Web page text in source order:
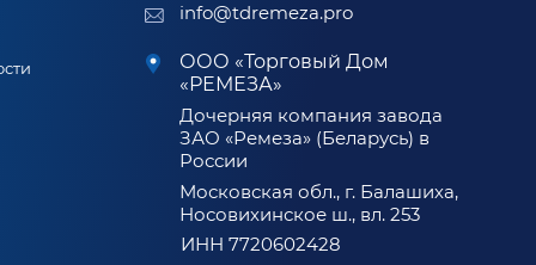
info@tdremeza.pro
ООО «Торговый Дом
«РЕМЕЗА»
Дочерняя компания завода
ЗАО «Ремеза» (Беларусь) в
России
Московская обл., г. Балашиха,
Носовихинское ш., вл. 253
ИНН 7720602428